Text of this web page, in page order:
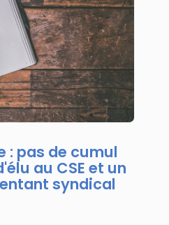
: pas de cumul
au CSE et un
syndical